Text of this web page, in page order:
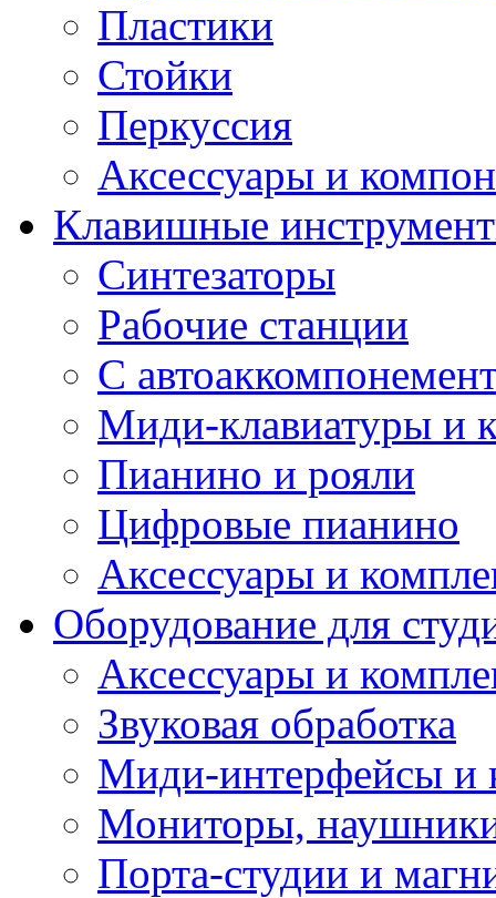
Пластики
Стойки
Перкуссия
Аксессуары и
Клавишные
Синтезаторы
Рабочие станции
С
Миди-клавиатуры и
Пианино и рояли
Цифровые пианино
Аксессуары и
Оборудование для
Аксессуары и
Звуковая обработка
Миди-интерфейсы и
Мониторы,
Порта-студии и